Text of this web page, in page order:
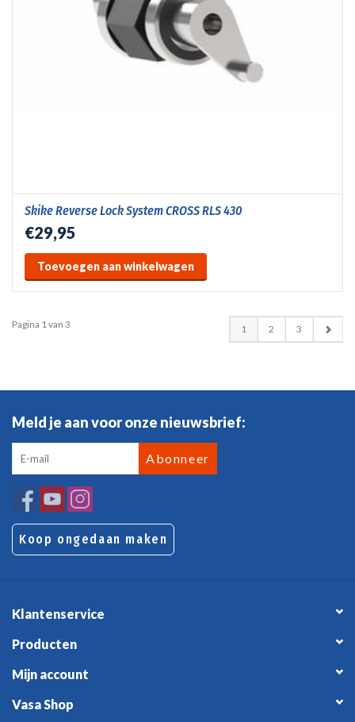
Skike Reverse Lock System CROSS RLS 430
€29,95
Toevoegen aan winkelwagen
Pagina 1 van 3 1 2 3
Meld je aan voor onze nieuwsbrief:
Abonneer
Koop ongedaan maken
Klantenservice
Producten
Mijn account
Vasa Shop